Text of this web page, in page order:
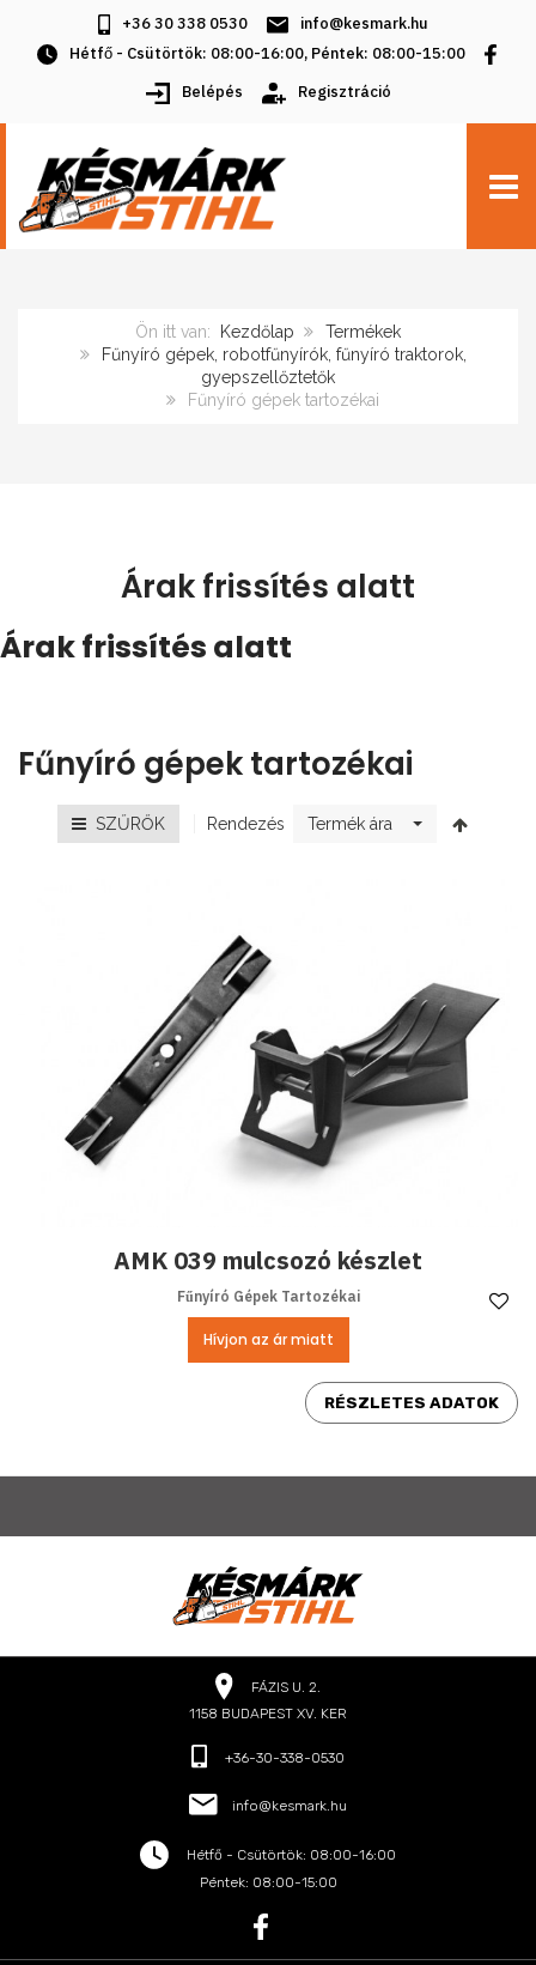
+36 30 338 0530
info@kesmark.hu
Hétfő - Csütörtök: 08:00-16:00, Péntek: 08:00-15:00
Belépés
Regisztráció
Ön itt van: Kezdőlap
Termékek
Fűnyíró gépek, robotfűnyírók, fűnyíró traktorok,
gyepszellőztetők
Fűnyíró gépek tartozékai
Árak frissítés alatt
Árak frissítés alatt
Fűnyíró gépek tartozékai
SZŰRŐK Rendezés Termék ára
AMK 039 mulcsozó készlet
Fűnyíró Gépek Tartozékai
Hívjon az ár miatt
RÉSZLETES ADATOK
FÁZIS U. 2.
1158 BUDAPEST XV. KER
+36-30-338-0530
info@kesmark.hu
Hétfő - Csütörtök: 08:00-16:00
Péntek: 08:00-15:00